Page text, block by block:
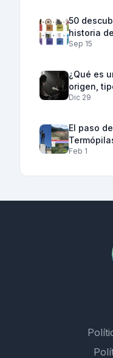
50
historia
Sep 15
¿Qué es
origen,
Dic 29
El paso
Feb 1